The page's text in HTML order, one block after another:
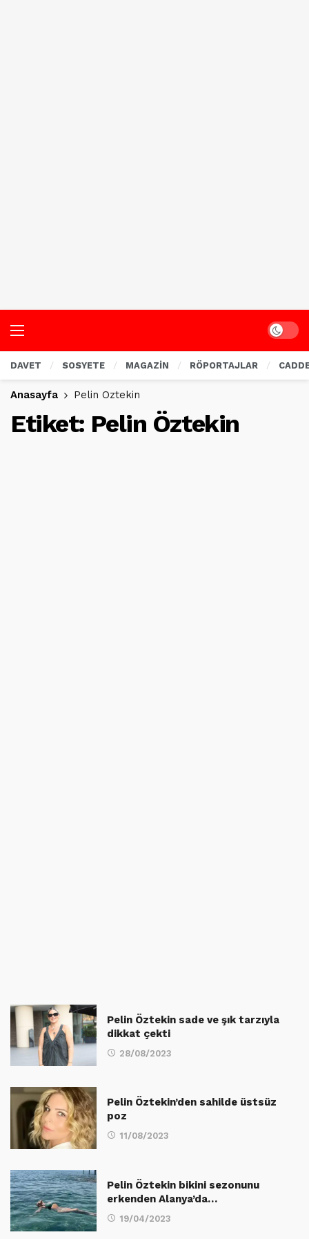
Dark
DAVET SOSYETE MAGAZİN RÖPORTAJLAR
Anasayfa Pelin Öztekin
Etiket: Pelin Öztekin
Pelin Öztekin sade ve şık tarzıyla
dikkat çekti
28/08/2023
Pelin Öztekin’den sahilde üstsüz
poz
11/08/2023
Pelin Öztekin bikini sezonunu
erkenden Alanya’da…
19/04/2023